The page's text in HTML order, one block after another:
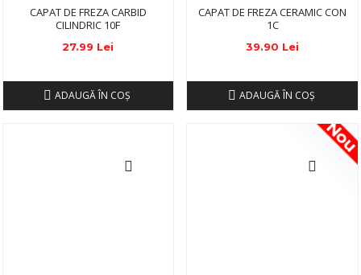
CAPAT DE FREZA CARBID
CILINDRIC 10F
27.99 Lei
ADAUGĂ ÎN COŞ
CAPAT DE FREZA CERAMIC CON
1C
39.90 Lei
ADAUGĂ ÎN COŞ